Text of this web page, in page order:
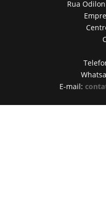
Rua
E-mail: